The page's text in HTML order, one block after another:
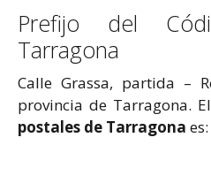
Prefijo del
Tarragona
Calle Grassa, partida –
provincia de Tarragona.
postales de Tarragona es: